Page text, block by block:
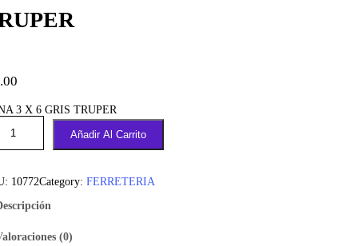
3 X 6 GRIS TRUPER
Añadir Al Carrito
10772Category: FERRETERIA
(0)